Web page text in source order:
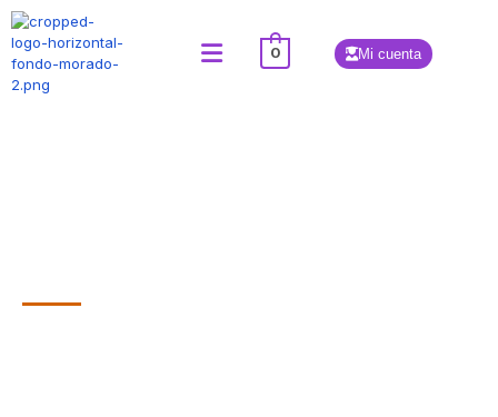
0 Mi cuenta